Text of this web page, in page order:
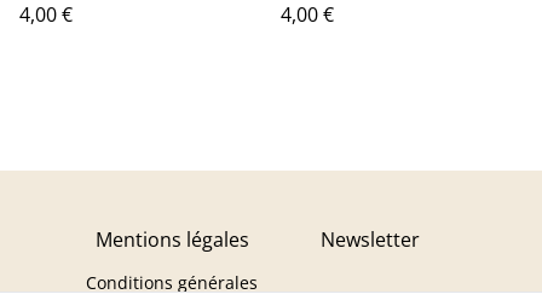
4,00 € 4,00 €
Mentions légales
Conditions générales
Newsletter